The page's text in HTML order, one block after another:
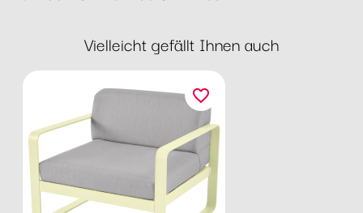
Vielleicht gefällt Ihnen auch
favorite_border